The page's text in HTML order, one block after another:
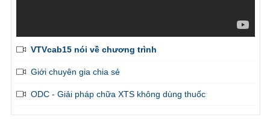
VTVcab15 nói về chương trình
Giới chuyên gia chia sẻ
ODC - Giải pháp chữa XTS không dùng thuốc